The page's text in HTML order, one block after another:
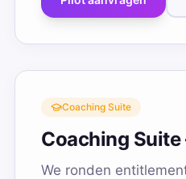
Coaching Suite
Coaching
We ronden